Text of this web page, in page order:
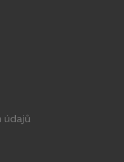
údajů